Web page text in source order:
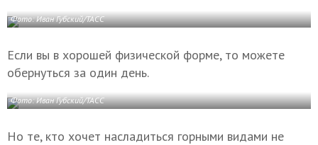
Фото: Иван Губский/ТАСС
Если вы в хорошей физической форме, то можете
обернуться за один день.
Фото: Иван Губский/ТАСС
Но те, кто хочет насладиться горными видами не